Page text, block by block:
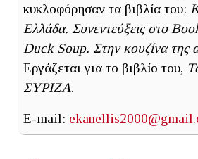
κυκλοφόρησαν τα βιβλία του:
Ελλάδα. Συνεντεύξεις στο
Duck Soup. Στην κουζίνα της
Εργάζεται για το βιβλίο του,
ΣΥΡΙΖΑ.
E-mail: